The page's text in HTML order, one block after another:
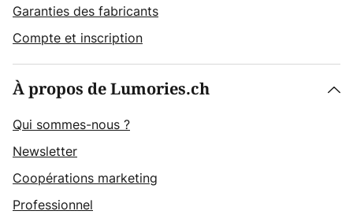
Garanties des fabricants
Compte et inscription
À propos de Lumories.ch
Qui sommes-nous ?
Newsletter
Coopérations marketing
Professionnel